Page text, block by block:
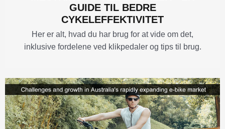
GUIDE TIL BEDRE
CYKELEFFEKTIVITET
Her er alt, hvad du har brug for at vide om det,
inklusive fordelene ved klikpedaler og tips til brug.